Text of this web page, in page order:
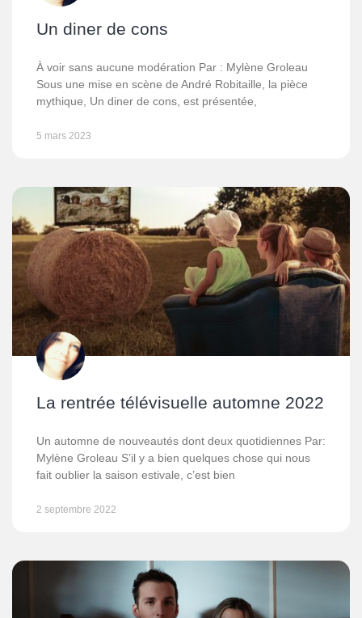
Un diner de cons
À voir sans aucune modération Par : Mylène Groleau
Sous une mise en scène de André Robitaille, la pièce
mythique, Un diner de cons, est présentée,
5 mars 2023
La rentrée télévisuelle automne 2022
Un automne de nouveautés dont deux quotidiennes Par:
Mylène Groleau S’il y a bien quelques chose qui nous
fait oublier la saison estivale, c’est bien
2 septembre 2022